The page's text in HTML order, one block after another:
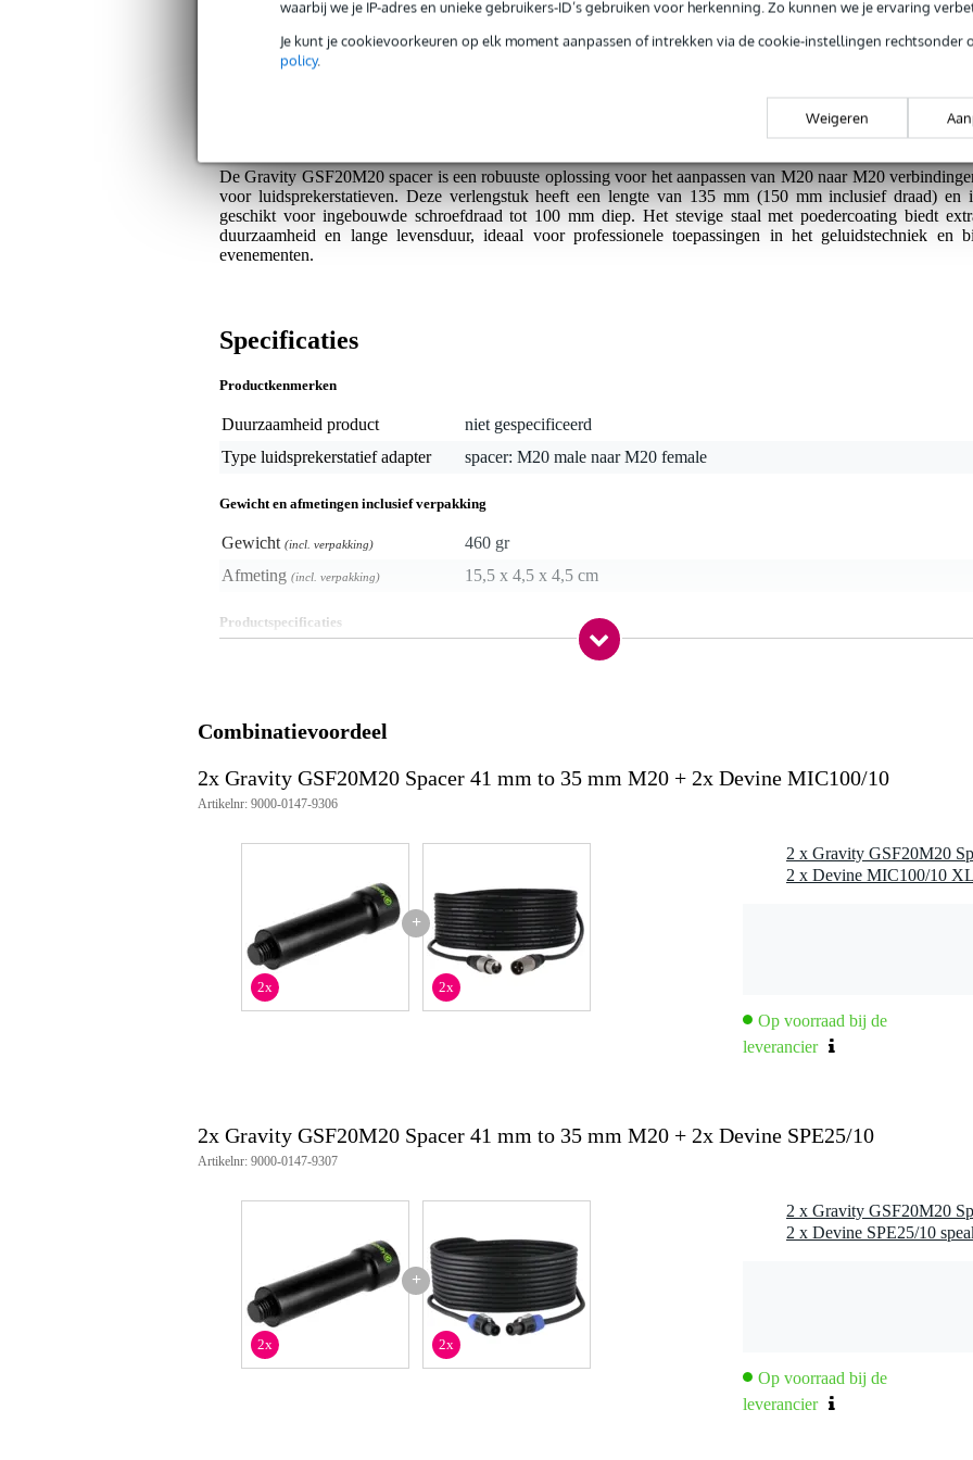
waarbij we je IP-adres en unieke gebruikers-ID’s gebruiken voor herkenning. Zo kunnen we je ervaring
Je kunt je cookievoorkeuren op elk moment aanpassen of intrekken via de cookie-instellingen rechtsonder
policy.
Weigeren
Stevige en duurzame constructie.
De Gravity GSF20M20 spacer is een robuuste oplossing voor het aanpassen van M20 naar M20
voor luidsprekerstatieven. Deze verlengstuk heeft een lengte van 135 mm (150 mm inclusief draad) en
geschikt voor ingebouwde schroefdraad tot 100 mm diep. Het stevige staal met poedercoating biedt
duurzaamheid en lange levensduur, ideaal voor professionele toepassingen in het geluidstechniek en
evenementen.
Specificaties
Productkenmerken
Duurzaamheid product
niet gespecificeerd
Type luidsprekerstatief adapter
spacer: M20 male naar M20 female
Gewicht en afmetingen inclusief verpakking
Gewicht (incl. verpakking)
460 gr
Afmeting (incl. verpakking) 15,5 x 4,5 x 4,5 cm
Productspecificaties
Lengte (met draad): 135 mm (150 mm)
Schroefconnector 1: M20 male
Schroefconnector 2: M20 female
Gewicht: 0,45 kg
Combinatievoordeel
2x Gravity GSF20M20 Spacer 41 mm to 35 mm M20 + 2x Devine MIC100/10
Artikelnr: 9000-0147-9306
+
2x 2x
Op voorraad bij de
leverancier
2x Gravity GSF20M20 Spacer 41 mm to 35 mm M20 + 2x Devine SPE25/10
Artikelnr: 9000-0147-9307
+
2x 2x
Op voorraad bij de
leverancier